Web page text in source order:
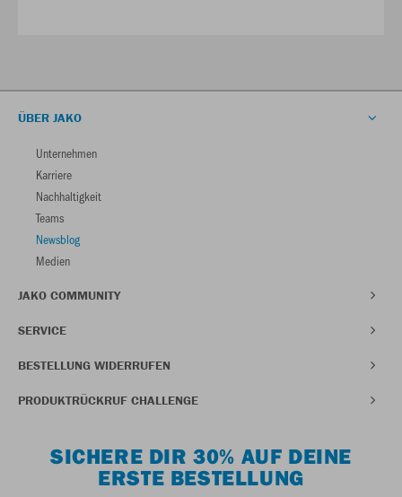
ÜBER JAKO
Unternehmen
Karriere
Nachhaltigkeit
Teams
Newsblog
Medien
JAKO COMMUNITY
SERVICE
BESTELLUNG WIDERRUFEN
PRODUKTRÜCKRUF CHALLENGE
SICHERE DIR 30% AUF DEINE
ERSTE BESTELLUNG